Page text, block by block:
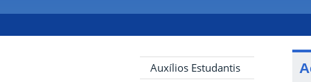
Auxílios Estudantis